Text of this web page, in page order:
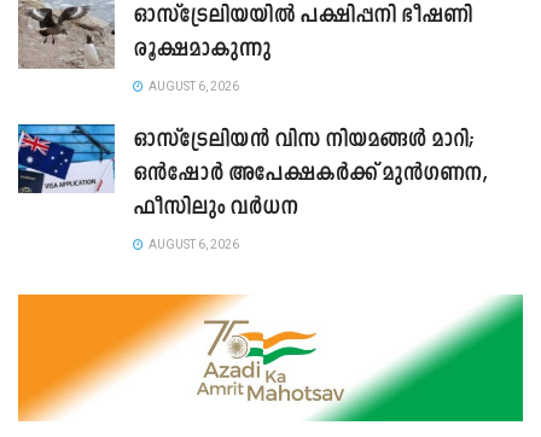
ഓസ്ട്രേലിയയിൽ പക്ഷിപ്പനി ഭീഷണി
രൂക്ഷമാകുന്നു
AUGUST 6, 2026
ഓസ്‌ട്രേലിയൻ വിസ നിയമങ്ങൾ മാറി;
ഒൻഷോർ അപേക്ഷകർക്ക് മുൻഗണന,
ഫീസിലും വർധന
AUGUST 6, 2026